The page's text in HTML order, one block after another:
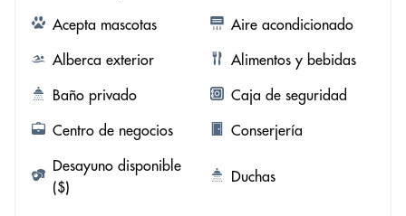
Acepta mascotas
Aire acondicionado
Alberca exterior
Alimentos y bebidas
Baño privado
Caja de seguridad
Centro de negocios
Conserjería
Desayuno disponible
($)
Duchas